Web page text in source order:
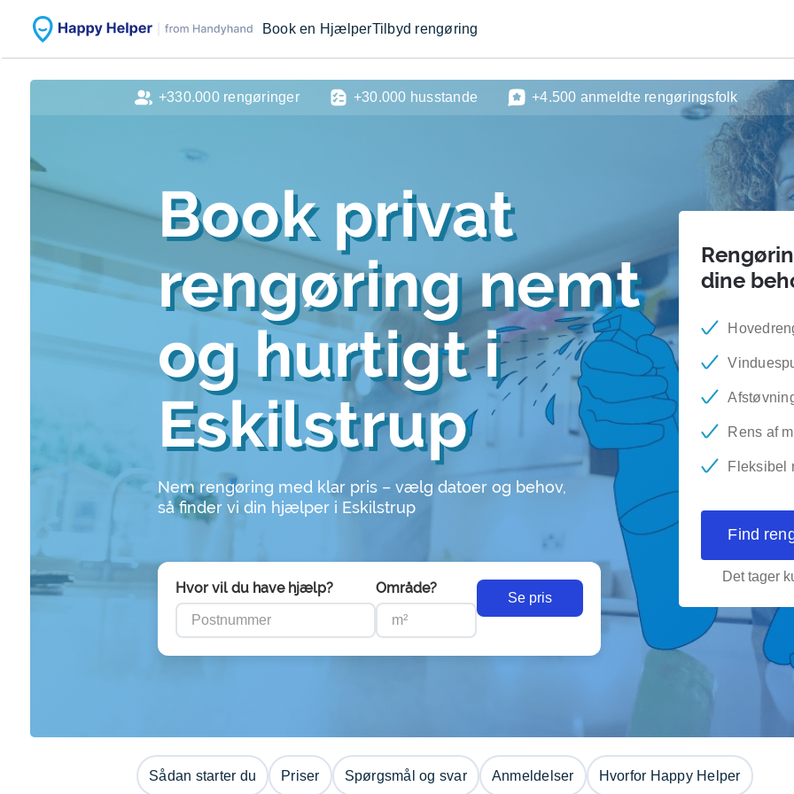
Book en HjælperTilbyd rengøring
Book privat
rengøring nemt
og hurtigt i
Eskilstrup
Nem rengøring med klar pris – vælg datoer og behov,
så finder vi din hjælper i Eskilstrup
Hvor vil du have hjælp? Område?
Se pris
dine
Rens af
Fleksibel
Find
Det tager
+330.000 rengøringer +30.000 husstande +4.500 anmeldte rengøringsfolk
Sådan starter du Priser Spørgsmål og svar Anmeldelser Hvorfor Happy Helper